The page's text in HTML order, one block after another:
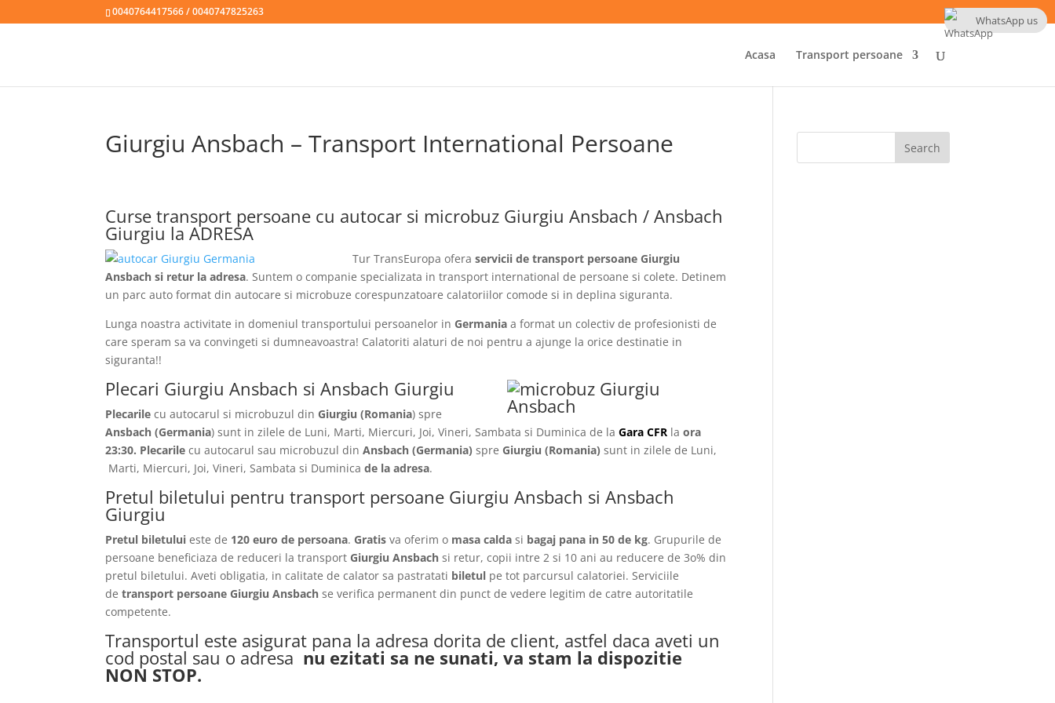
0040764417566 / 0040747825263
Acasa Transport persoane
Giurgiu Ansbach – Transport International Persoane
Curse transport persoane cu autocar si microbuz Giurgiu Ansbach / Ansbach
Giurgiu la ADRESA
Tur TransEuropa oferaservicii de transport persoane Giurgiu
Ansbach si retur la adresa. Suntem o companie specializata in transport international de persoane si colete. Detinem
un parc auto format din autocare si microbuze corespunzatoare calatoriilor comode si in deplina siguranta.
Lunga noastra activitate in domeniul transportului persoanelor in Germania a format un colectiv de profesionisti de
care speram sa va convingeti si dumneavoastra! Calatoriti alaturi de noi pentru a ajunge la orice destinatie in
siguranta!!
Plecari Giurgiu Ansbach si Ansbach Giurgiu
Plecarile cu autocarul si microbuzul din Giurgiu (Romania) spre
Ansbach(Germania) sunt in zilele de Luni, Marti, Miercuri, Joi, Vineri, Sambata si Duminica de laGara CFR laora
23:30. Plecarile cu autocarul sau microbuzul dinAnsbach(Germania) spre Giurgiu(Romania) sunt in zilele de Luni,
Marti, Miercuri, Joi, Vineri, Sambata si Duminicade la adresa.
Pretul biletului pentru transport persoane Giurgiu Ansbach si Ansbach
Giurgiu
Pretul biletului este de 120 euro de persoana. Gratis va oferim o masa calda si bagaj pana in 50 de kg. Grupurile de
persoane beneficiaza de reduceri la transport Giurgiu Ansbach si retur, copii intre 2 si 10 ani au reducere de 3o% din
pretul biletului. Aveti obligatia, in calitate de calator sa pastratati biletul pe tot parcursul calatoriei. Serviciile
detransport persoane Giurgiu Ansbachse verifica permanent din punct de vedere legitim de catre autoritatile
competente.
Transportul este asigurat pana la adresa dorita de client, astfel daca aveti un
cod postal sau o adresa nu ezitati sa ne sunati, va stam la dispozitie
NON STOP.
WhatsApp us